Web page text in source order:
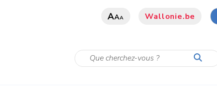
AAA Wallonie.be